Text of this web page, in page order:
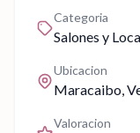
Categoria
Salones y
Ubicacion
Maracaibo,
Valoracion